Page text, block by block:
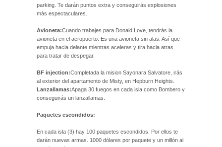
parking. Te darán puntos extra y conseguirás explosiones
más espectaculares.
Avioneta:Cuando trabajes para Donald Love, tendrás la
avioneta en el aeropuerto. Es una avioneta sin alas. Así que
empuja hacia delante mientras aceleras y tira hacia atras
para tratar de despegar.
BF injection:Completada la mision Sayonara Salvatore, irás
al exterior del apartamento de Misty, en Hepburn Heights.
Lanzallamas:Apaga 30 fuegos en cada isla como Bombero y
conseguirás un lanzallamas.
Paquetes escondidos:
En cada isla (3) hay 100 paquetes escondidos. Por ellos te
darán nuevas armas. 1000 dólares por paquete y un millón al